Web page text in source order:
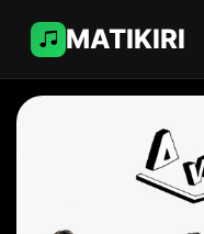
MATIKIRI